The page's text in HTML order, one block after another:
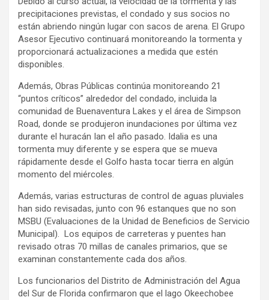
precipitaciones previstas, el condado y sus socios no
están abriendo ningún lugar con sacos de arena. El Grupo
Asesor Ejecutivo continuará monitoreando la tormenta y
proporcionará actualizaciones a medida que estén
disponibles.
Además, Obras Públicas continúa monitoreando 21
“puntos críticos” alrededor del condado, incluida la
comunidad de Buenaventura Lakes y el área de Simpson
Road, donde se produjeron inundaciones por última vez
durante el huracán Ian el año pasado. Idalia es una
tormenta muy diferente y se espera que se mueva
rápidamente desde el Golfo hasta tocar tierra en algún
momento del miércoles.
Además, varias estructuras de control de aguas pluviales
han sido revisadas, junto con 96 estanques que no son
MSBU (Evaluaciones de la Unidad de Beneficios de Servicio
Municipal). Los equipos de carreteras y puentes han
revisado otras 70 millas de canales primarios, que se
examinan constantemente cada dos años.
Los funcionarios del Distrito de Administración del Agua
del Sur de Florida confirmaron que el lago Okeechobee